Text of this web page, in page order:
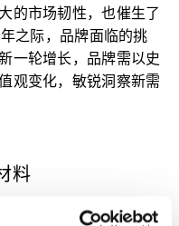
的市场韧性，也催生了
之际，品牌面临的挑
一轮增长，品牌需以史
观变化，敏锐洞察新需
料
。